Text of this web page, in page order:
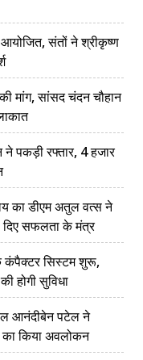
आयोजित, संतों ने श्रीकृष्ण
मांग, सांसद चंदन चौहान
ने पकड़ी रफ्तार, 4 हजार
का डीएम अतुल वत्स ने
दिए सफलता के मंत्र
कंपैक्टर सिस्टम शुरू,
होगी सुविधा
आनंदीबेन पटेल ने
का किया अवलोकन